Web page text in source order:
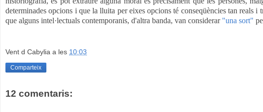
determinades opcions i que la lluita per eixes opcions té conseqüències tan reals
que alguns intel·lectuals contemporanis, d'altra banda, van considerar "una sort"
Vent d Cabylia a les 10:03
Comparteix
12 comentaris: